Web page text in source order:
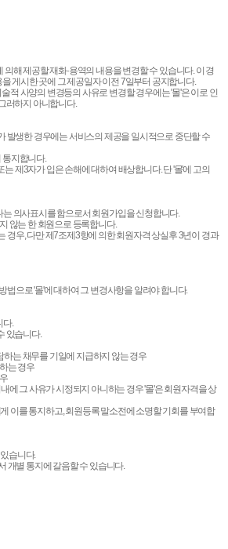
해 제공할 재화·용역의 내용을 변경할 수 있습니다. 이 경
게시한 곳에 그 제공일자 이전 7일부터 공지합니다.
적 사양의 변경등의 사유로 변경할 경우에는 '몰'은 이로 인
러하지 아니합니다.
발생한 경우에는 서비스의 제공을 일시적으로 중단할 수
통지합니다.
제3자가 입은 손해에 대하여 배상합니다. 단 '몰'에 고의
의사표시를 함으로서 회원가입을 신청합니다.
않는 한 회원으로 등록합니다.
경우, 다만 제7조제3항에 의한 회원자격 상실후 3년이 경과
으로 '몰'에 대하여 그 변경사항을 알려야 합니다.
다.
있습니다.
하는 채무를 기일에 지급하지 않는 경우
는 경우
에 그 사유가 시정되지 아니하는 경우 '몰'은 회원자격을 상
이를 통지하고, 회원등록 말소전에 소명할 기회를 부여합
습니다.
개별 통지에 갈음할 수 있습니다.